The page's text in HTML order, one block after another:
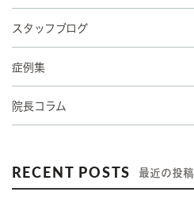
スタッフブログ
症例集
院長コラム
RECENT POSTS 最近の投稿